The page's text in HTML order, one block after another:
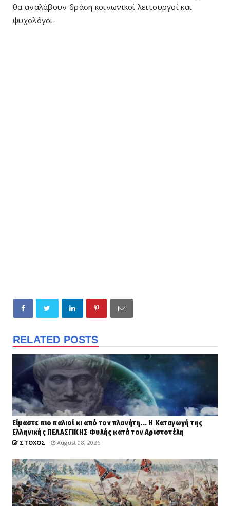
θα αναλάβουν δράση κοινωνικοί λειτουργοί και
ψυχολόγοι.
RELATED POSTS
Είμαστε πιο παλιοί κι από τον πλανήτη... Η Καταγωγή της
Ελληνικής ΠΕΛΑΣΓΙΚΗΣ Φυλής κατά τον Αριστοτέλη
ΣΤΟΧΟΣ August 08, 2026